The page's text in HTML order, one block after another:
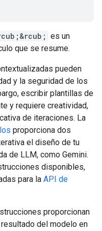
es un
que se resume.
pueden
y la seguridad de los
escribir plantillas de
y requiere creatividad,
de iteraciones. La
proporciona dos
el diseño de tu
de LLM, como Gemini.
disponibles,
para la API de
proporcionan
del modelo en